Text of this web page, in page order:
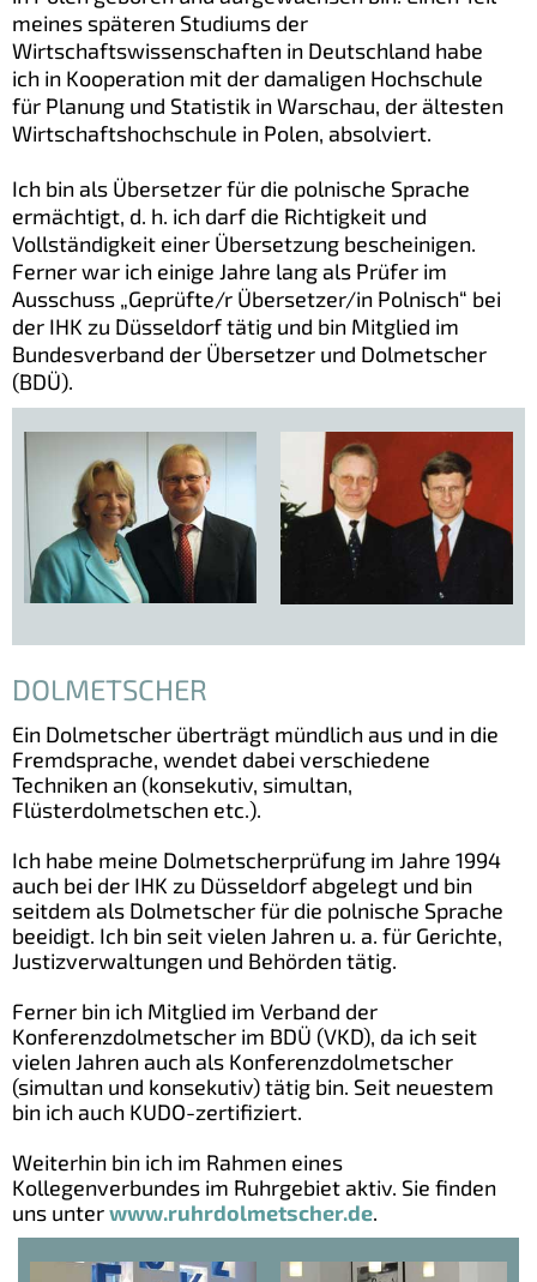
meines späteren Studiums der
Wirtschaftswissenschaften in Deutschland habe
ich in Kooperation mit der damaligen Hochschule
für Planung und Statistik in Warschau, der ältesten
Wirtschaftshochschule in Polen, absolviert.
Ich bin als Übersetzer für die polnische Sprache
ermächtigt, d. h. ich darf die Richtigkeit und
Vollständigkeit einer Übersetzung bescheinigen.
Ferner war ich einige Jahre lang als Prüfer im
Ausschuss „Geprüfte/r Übersetzer/in Polnisch“ bei
der IHK zu Düsseldorf tätig und bin Mitglied im
Bundesverband der Übersetzer und Dolmetscher
(BDÜ).
DOLMETSCHER
Ein Dolmetscher überträgt mündlich aus und in die
Fremdsprache, wendet dabei verschiedene
Techniken an (konsekutiv, simultan,
Flüsterdolmetschen etc.).
Ich habe meine Dolmetscherprüfung im Jahre 1994
auch bei der IHK zu Düsseldorf abgelegt und bin
seitdem als Dolmetscher für die polnische Sprache
beeidigt. Ich bin seit vielen Jahren u. a. für Gerichte,
Justizverwaltungen und Behörden tätig.
Ferner bin ich Mitglied im Verband der
Konferenzdolmetscher im BDÜ (VKD), da ich seit
vielen Jahren auch als Konferenzdolmetscher
(simultan und konsekutiv) tätig bin. Seit neuestem
bin ich auch KUDO-zertifiziert.
Weiterhin bin ich im Rahmen eines
Kollegenverbundes im Ruhrgebiet aktiv. Sie finden
uns unterwww.ruhrdolmetscher.de.